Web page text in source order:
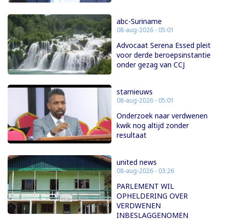
abc-Suriname
08-aug-2026 - 05:01
Advocaat Serena Essed pleit
voor derde beroepsinstantie
onder gezag van CCJ
starnieuws
08-aug-2026 - 05:01
Onderzoek naar verdwenen
kwik nog altijd zonder
resultaat
united news
08-aug-2026 - 03:26
PARLEMENT WIL
OPHELDERING OVER
VERDWENEN
INBESLAGGENOMEN